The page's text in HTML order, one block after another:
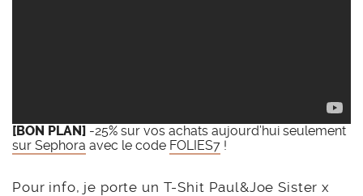
[BON PLAN] -25% sur vos achats aujourd’hui seulement
sur Sephora avec le code FOLIES7 !
Pour info, je porte un T-Shit Paul&Joe Sister x